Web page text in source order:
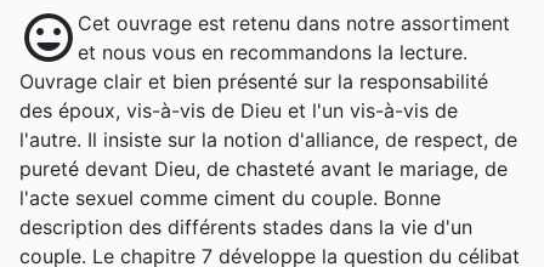
mood Cet ouvrage est retenu dans notre assortiment
et nous vous en recommandons la lecture.
Ouvrage clair et bien présenté sur la responsabilité
des époux, vis-à-vis de Dieu et l'un vis-à-vis de
l'autre. Il insiste sur la notion d'alliance, de respect, de
pureté devant Dieu, de chasteté avant le mariage, de
l'acte sexuel comme ciment du couple. Bonne
description des différents stades dans la vie d'un
couple. Le chapitre 7 développe la question du célibat